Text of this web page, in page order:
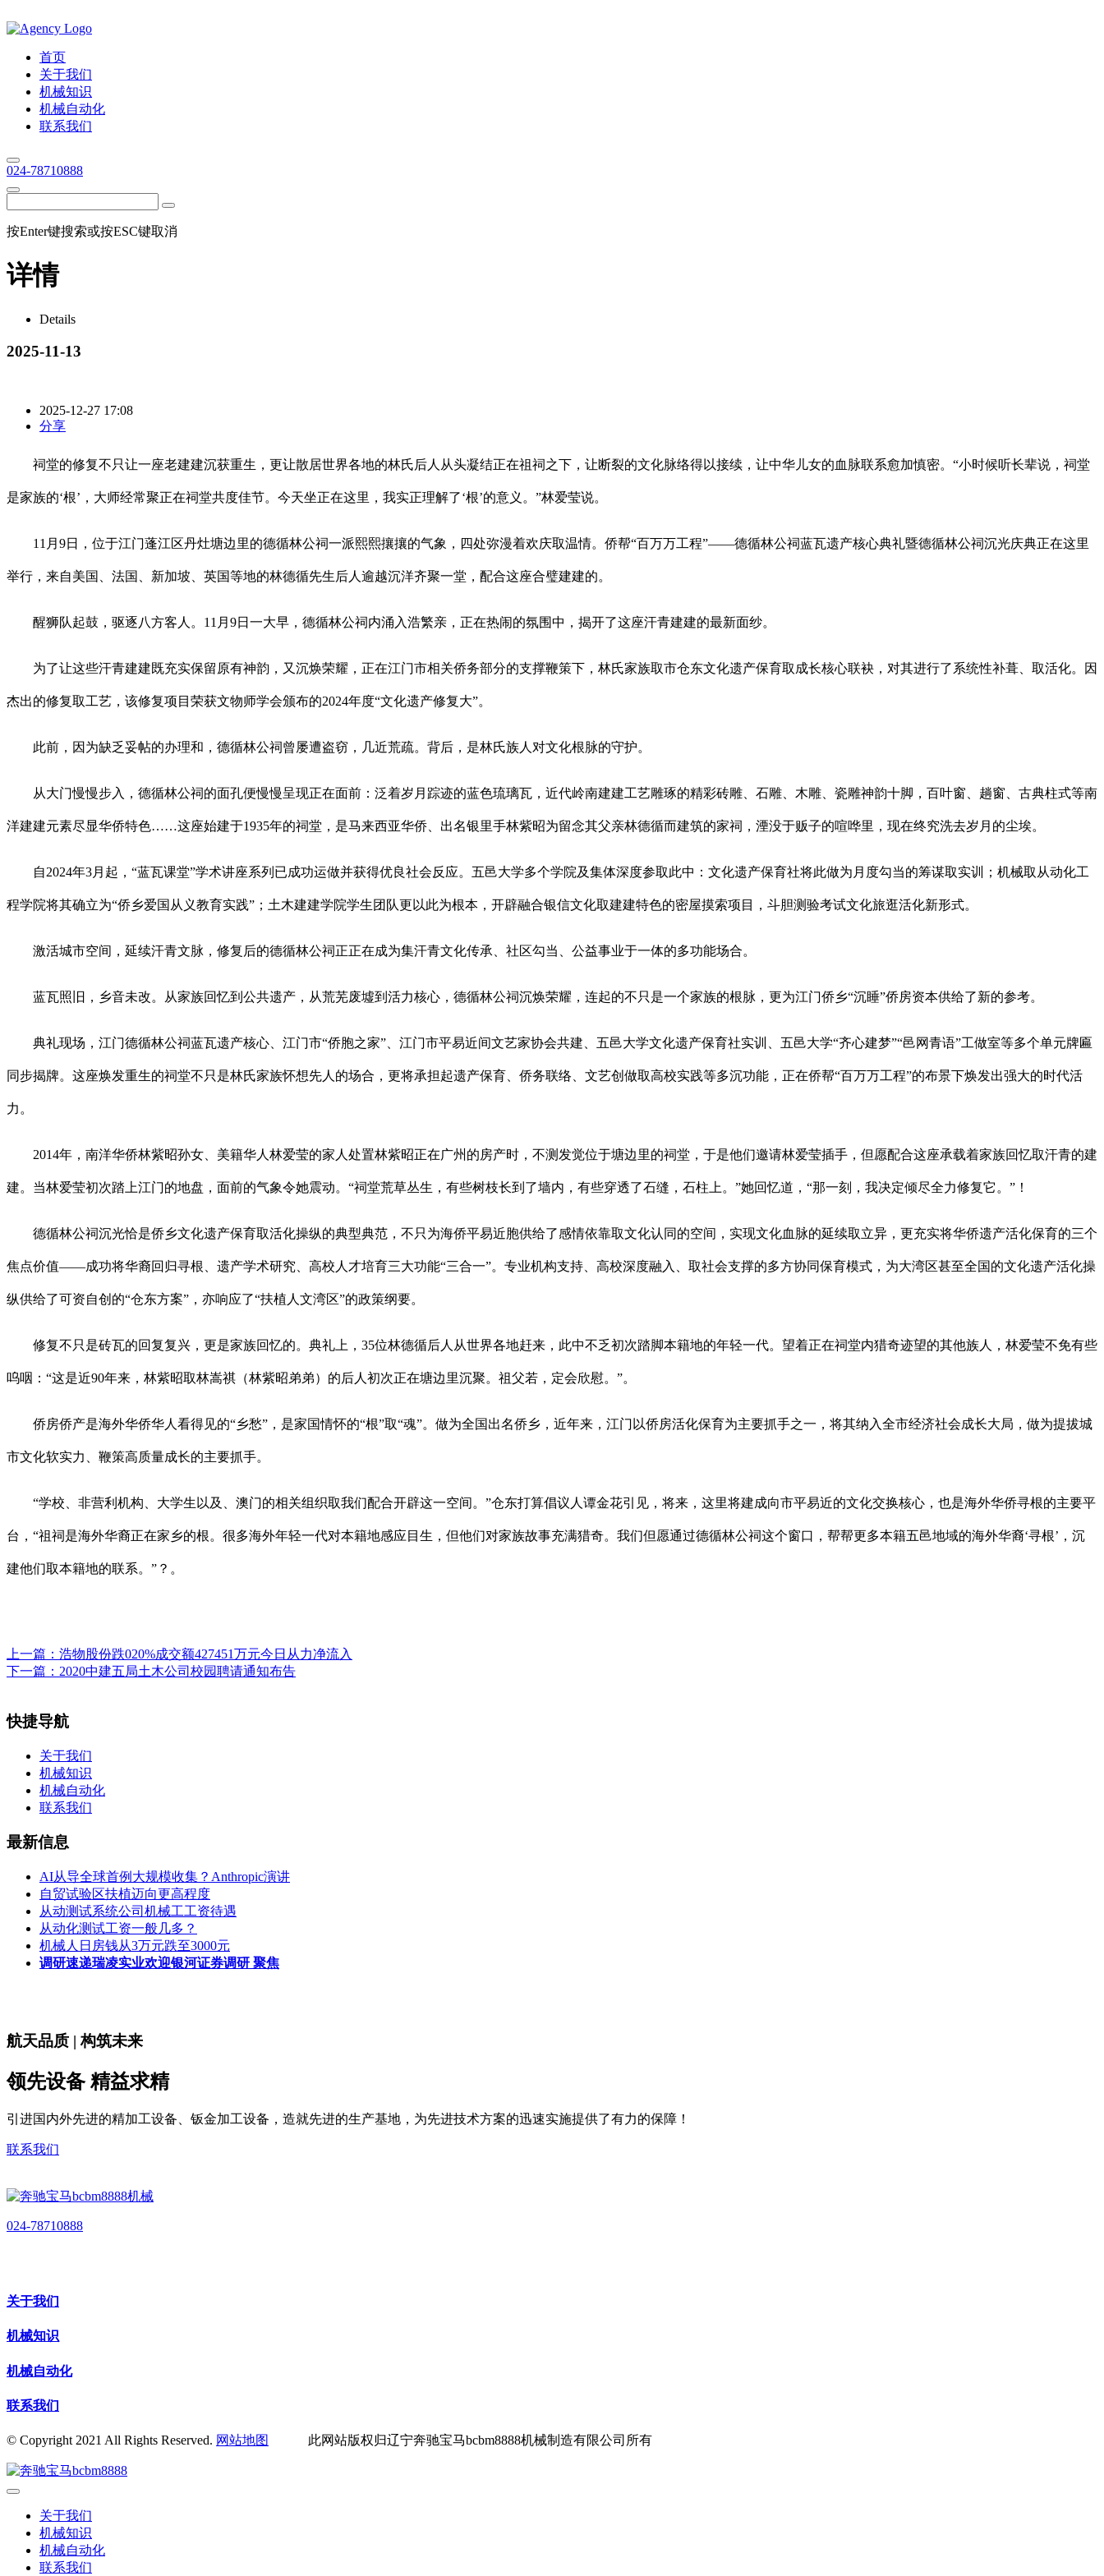
首页
关于我们
机械知识
机械自动化
联系我们
024-78710888
按Enter键搜索或按ESC键取消
详情
Details
2025-11-13
2025-12-27 17:08
分享
祠堂的修复不只让一座老建建沉获重生，更让散居世界各地的林氏后人从头凝结正在祖祠之下，让断裂的文化脉络得以接续，让中华儿女的血脉联系愈加慎密。“小时候听长辈说，祠堂
是家族的‘根’，大师经常聚正在祠堂共度佳节。今天坐正在这里，我实正理解了‘根’的意义。”林爱莹说。
11月9日，位于江门蓬江区丹灶塘边里的德循林公祠一派熙熙攘攘的气象，四处弥漫着欢庆取温情。侨帮“百万万工程”——德循林公祠蓝瓦遗产核心典礼暨德循林公祠沉光庆典正在这里
举行，来自美国、法国、新加坡、英国等地的林德循先生后人逾越沉洋齐聚一堂，配合这座合璧建建的。
醒狮队起鼓，驱逐八方客人。11月9日一大早，德循林公祠内涌入浩繁亲，正在热闹的氛围中，揭开了这座汗青建建的最新面纱。
为了让这些汗青建建既充实保留原有神韵，又沉焕荣耀，正在江门市相关侨务部分的支撑鞭策下，林氏家族取市仓东文化遗产保育取成长核心联袂，对其进行了系统性补葺、取活化。因
杰出的修复取工艺，该修复项目荣获文物师学会颁布的2024年度“文化遗产修复大”。
此前，因为缺乏妥帖的办理和，德循林公祠曾屡遭盗窃，几近荒疏。背后，是林氏族人对文化根脉的守护。
从大门慢慢步入，德循林公祠的面孔便慢慢呈现正在面前：泛着岁月踪迹的蓝色琉璃瓦，近代岭南建建工艺雕琢的精彩砖雕、石雕、木雕、瓷雕神韵十脚，百叶窗、趟窗、古典柱式等南
洋建建元素尽显华侨特色……这座始建于1935年的祠堂，是马来西亚华侨、出名银里手林紫昭为留念其父亲林德循而建筑的家祠，湮没于贩子的喧哗里，现在终究洗去岁月的尘埃。
自2024年3月起，“蓝瓦课堂”学术讲座系列已成功运做并获得优良社会反应。五邑大学多个学院及集体深度参取此中：文化遗产保育社将此做为月度勾当的筹谋取实训；机械取从动化工
程学院将其确立为“侨乡爱国从义教育实践”；土木建建学院学生团队更以此为根本，开辟融合银信文化取建建特色的密屋摸索项目，斗胆测验考试文化旅逛活化新形式。
激活城市空间，延续汗青文脉，修复后的德循林公祠正正在成为集汗青文化传承、社区勾当、公益事业于一体的多功能场合。
蓝瓦照旧，乡音未改。从家族回忆到公共遗产，从荒芜废墟到活力核心，德循林公祠沉焕荣耀，连起的不只是一个家族的根脉，更为江门侨乡“沉睡”侨房资本供给了新的参考。
典礼现场，江门德循林公祠蓝瓦遗产核心、江门市“侨胞之家”、江门市平易近间文艺家协会共建、五邑大学文化遗产保育社实训、五邑大学“齐心建梦”“邑网青语”工做室等多个单元牌匾
同步揭牌。这座焕发重生的祠堂不只是林氏家族怀想先人的场合，更将承担起遗产保育、侨务联络、文艺创做取高校实践等多沉功能，正在侨帮“百万万工程”的布景下焕发出强大的时代活
力。
2014年，南洋华侨林紫昭孙女、美籍华人林爱莹的家人处置林紫昭正在广州的房产时，不测发觉位于塘边里的祠堂，于是他们邀请林爱莹插手，但愿配合这座承载着家族回忆取汗青的建
建。当林爱莹初次踏上江门的地盘，面前的气象令她震动。“祠堂荒草丛生，有些树枝长到了墙内，有些穿透了石缝，石柱上。”她回忆道，“那一刻，我决定倾尽全力修复它。”！
德循林公祠沉光恰是侨乡文化遗产保育取活化操纵的典型典范，不只为海侨平易近胞供给了感情依靠取文化认同的空间，实现文化血脉的延续取立异，更充实将华侨遗产活化保育的三个
焦点价值——成功将华裔回归寻根、遗产学术研究、高校人才培育三大功能“三合一”。专业机构支持、高校深度融入、取社会支撑的多方协同保育模式，为大湾区甚至全国的文化遗产活化操
纵供给了可资自创的“仓东方案”，亦响应了“扶植人文湾区”的政策纲要。
修复不只是砖瓦的回复复兴，更是家族回忆的。典礼上，35位林德循后人从世界各地赶来，此中不乏初次踏脚本籍地的年轻一代。望着正在祠堂内猎奇迹望的其他族人，林爱莹不免有些
呜咽：“这是近90年来，林紫昭取林嵩祺（林紫昭弟弟）的后人初次正在塘边里沉聚。祖父若，定会欣慰。”。
侨房侨产是海外华侨华人看得见的“乡愁”，是家国情怀的“根”取“魂”。做为全国出名侨乡，近年来，江门以侨房活化保育为主要抓手之一，将其纳入全市经济社会成长大局，做为提拔城
市文化软实力、鞭策高质量成长的主要抓手。
“学校、非营利机构、大学生以及、澳门的相关组织取我们配合开辟这一空间。”仓东打算倡议人谭金花引见，将来，这里将建成向市平易近的文化交换核心，也是海外华侨寻根的主要平
台，“祖祠是海外华裔正在家乡的根。很多海外年轻一代对本籍地感应目生，但他们对家族故事充满猎奇。我们但愿通过德循林公祠这个窗口，帮帮更多本籍五邑地域的海外华裔‘寻根’，沉
建他们取本籍地的联系。”？。
上一篇： 浩物股份跌020%成交额427451万元今日从力净流入
下一篇： 2020中建五局土木公司校园聘请通知布告
快捷导航
关于我们
机械知识
机械自动化
联系我们
最新信息
AI从导全球首例大规模收集？Anthropic演讲
自贸试验区扶植迈向更高程度
从动测试系统公司机械工工资待遇
从动化测试工资一般几多？
机械人日房钱从3万元跌至3000元
调研速递瑞凌实业欢迎银河证券调研 聚焦
航天品质 | 构筑未来
领先设备 精益求精
引进国内外先进的精加工设备、钣金加工设备，造就先进的生产基地，为先进技术方案的迅速实施提供了有力的保障！
联系我们
024-78710888
关于我们
机械知识
机械自动化
联系我们
© Copyright 2021 All Rights Reserved. 网站地图 此网站版权归辽宁奔驰宝马bcbm8888机械制造有限公司所有
关于我们
机械知识
机械自动化
联系我们